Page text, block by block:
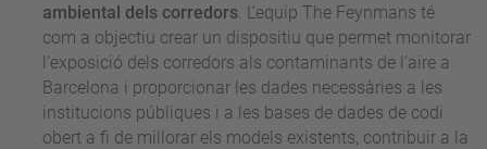
ambiental dels corredors . L’equip The Feynmans té
com a objectiu crear un dispositiu que permet monitorar
l’exposició dels corredors als contaminants de l’aire a
Barcelona i proporcionar les dades necessàries a les
institucions públiques i a les bases de dades de codi
obert a fi de millorar els models existents, contribuir a la